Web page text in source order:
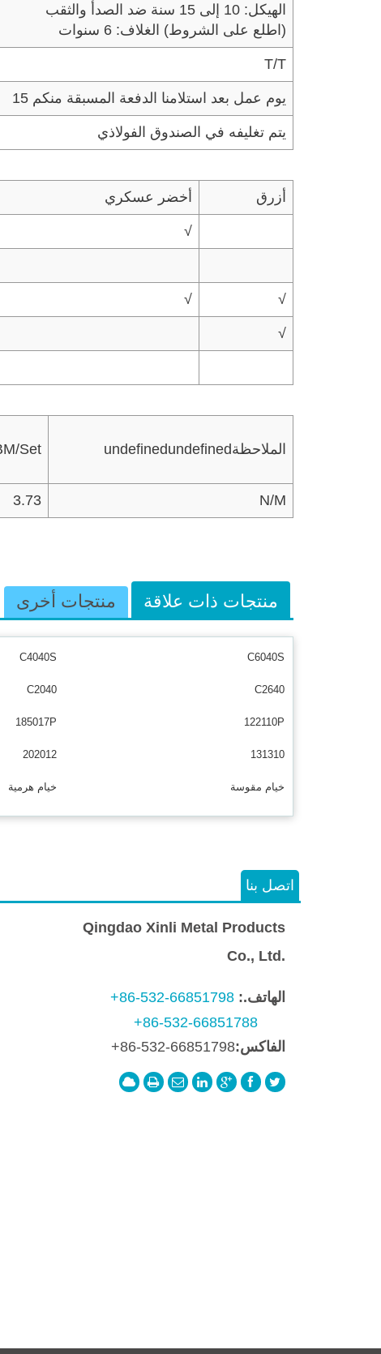
الهيكل: 10 إلى 15 سنة ضد الصدأ والثقب
(اطلع على الشروط)
T/T
15 يوم عمل بعد استلامنا الدفعة المسبقة منكم
يتم تغليفه في الصندوق الفولاذي
أخضر عسكري أزرق
√
√ √
√
Set
undefinedundefinedالملاحظة
3.73 N/M
منتجات ذات علاقة منتجات أخرى
C6040S
C4040S
C2640
C2040
122110P
185017P
131310
202012
خيام مقوسة خيام هرمية
اتصل بنا
Qingdao Xinli Metal Products
Co., Ltd.
الهاتف.: +86-532-66851798
+86-532-66851788
الفاكس:+86-532-66851798